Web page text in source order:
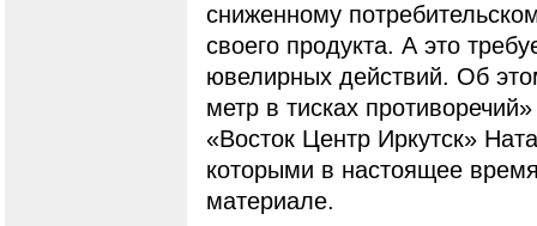
сниженному
своего продукта. А это
ювелирных действий. Об
метр в тисках
«Восток Центр Иркутск»
которыми в настоящее
материале.